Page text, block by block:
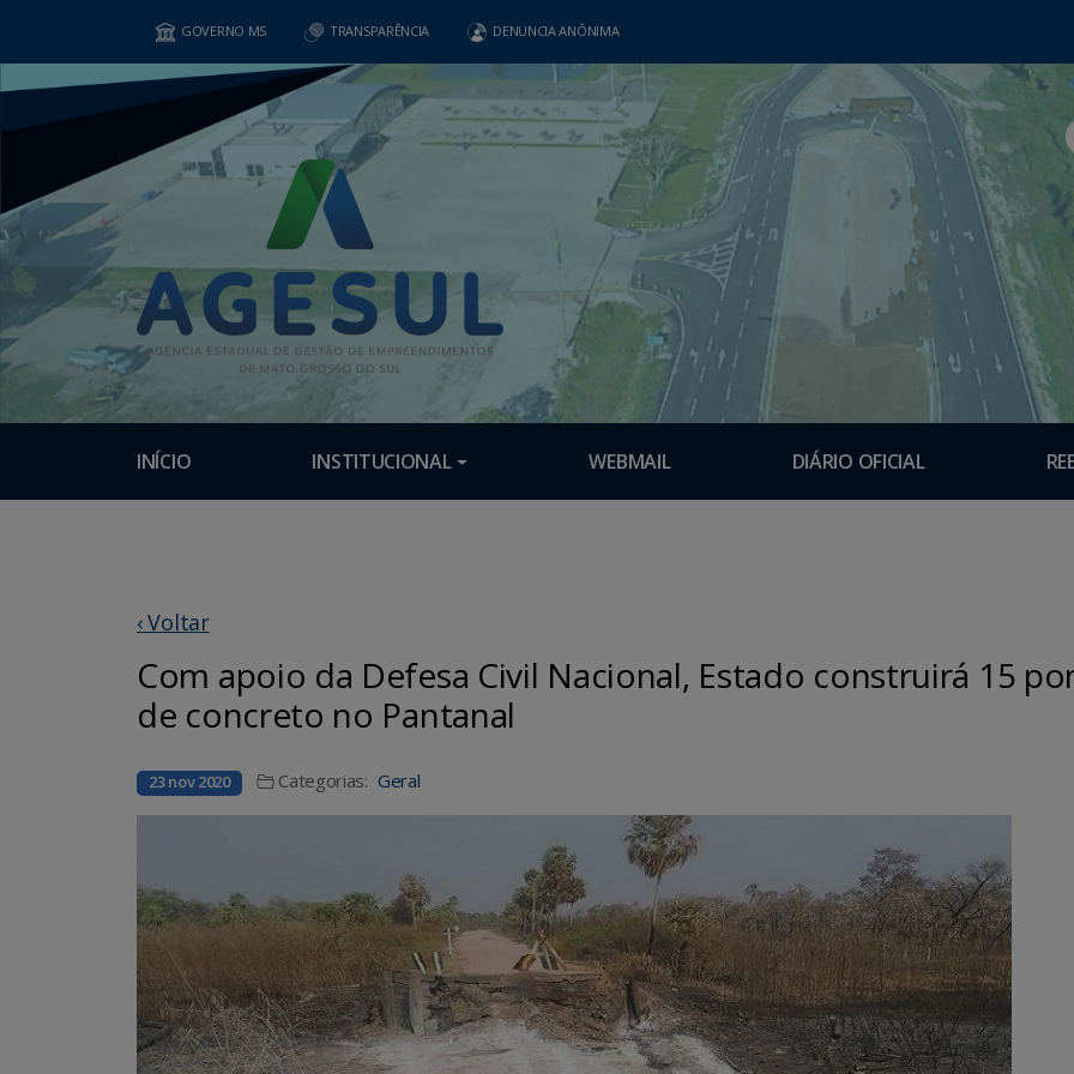
GOVERNO MS TRANSPARÊNCIA DENUNCIA ANÔNIMA
INÍCIO INSTITUCIONAL WEBMAIL DIÁRIO OFICIAL
‹ Voltar
Com apoio da Defesa Civil Nacional, Estado construirá 15
de concreto no Pantanal
23 nov 2020 Categorias: Geral